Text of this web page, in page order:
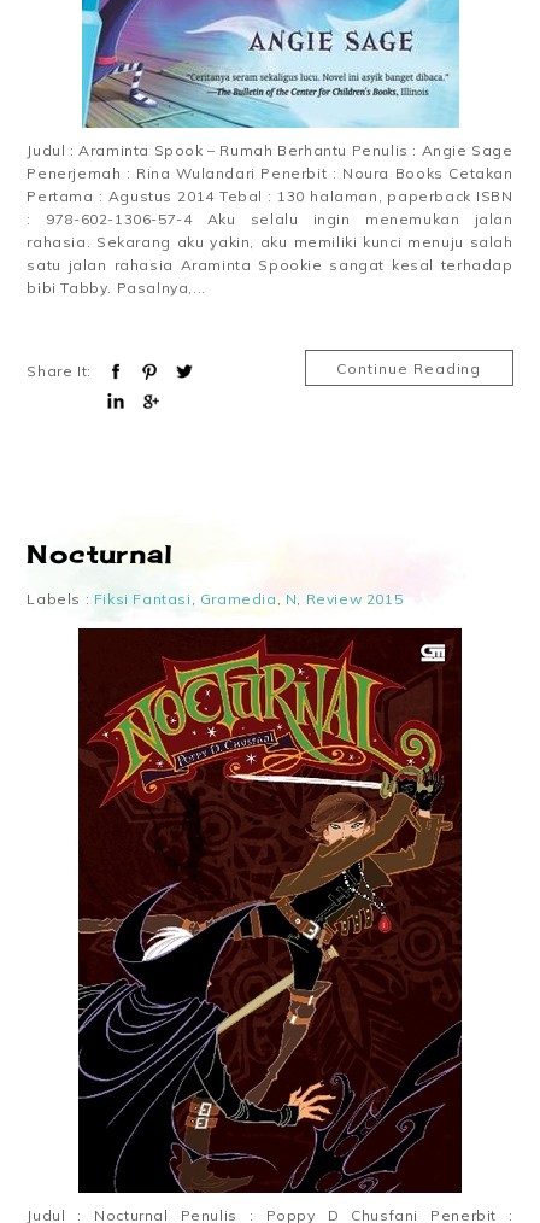
Judul : Araminta Spook – Rumah Berhantu Penulis : Angie Sage
Penerjemah : Rina Wulandari Penerbit : Noura Books Cetakan
Pertama : Agustus 2014 Tebal : 130 halaman, paperback ISBN
: 978-602-1306-57-4 Aku selalu ingin menemukan jalan
rahasia. Sekarang aku yakin, aku memiliki kunci menuju salah
satu jalan rahasia Araminta Spookie sangat kesal terhadap
bibi Tabby. Pasalnya,...
Share It: Continue Reading
Nocturnal
Labels : Fiksi Fantasi , Gramedia , N, Review 2015
Judul : Nocturnal Penulis : Poppy D Chusfani Penerbit :